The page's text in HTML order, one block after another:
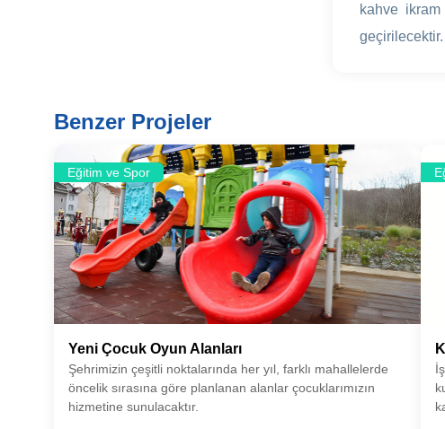
kahve
geçirilecektir.
Benzer Projeler
Eğitim ve Spor
Yeni Çocuk Oyun Alanları
Şehrimizin çeşitli noktalarında her yıl, farklı mahallelerde
öncelik sırasına göre planlanan alanlar çocuklarımızın
hizmetine sunulacaktır.